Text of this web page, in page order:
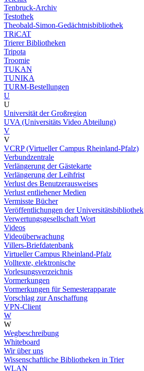
Tenbruck-Archiv
Testothek
Theobald-Simon-Gedächtnisbibliothek
TRiCAT
Trierer Bibliotheken
Tripota
Troomie
TUKAN
TUNIKA
TURM-Bestellungen
U
U
Universität der Großregion
UVA (Universitäts Video Abteilung)
V
V
VCRP (Virtueller Campus Rheinland-Pfalz)
Verbundzentrale
Verlängerung der Gästekarte
Verlängerung der Leihfrist
Verlust des Benutzerausweises
Verlust entliehener Medien
Vermisste Bücher
Veröffentlichungen der Universitätsbibliothek
Verwertungsgesellschaft Wort
Videos
Videoüberwachung
Villers-Briefdatenbank
Virtueller Campus Rheinland-Pfalz
Volltexte, elektronische
Vorlesungsverzeichnis
Vormerkungen
Vormerkungen für Semesterapparate
Vorschlag zur Anschaffung
VPN-Client
W
W
Wegbeschreibung
Whiteboard
Wir über uns
Wissenschaftliche Bibliotheken in Trier
WLAN